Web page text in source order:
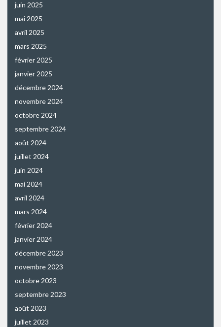
juin 2025
mai 2025
avril 2025
mars 2025
février 2025
janvier 2025
décembre 2024
novembre 2024
octobre 2024
septembre 2024
août 2024
juillet 2024
juin 2024
mai 2024
avril 2024
mars 2024
février 2024
janvier 2024
décembre 2023
novembre 2023
octobre 2023
septembre 2023
août 2023
juillet 2023